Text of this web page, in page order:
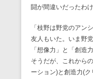
闘が間違いだったわ
「枝野は野党のアン
友人もいた。いま野
「想像力」と「創造
そうだが、これから
ーション)と創造力(